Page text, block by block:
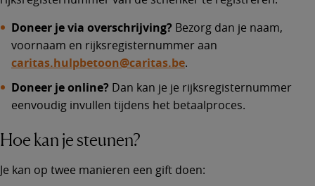
Doneer je via overschrijving? Bezorg dan je naam,
voornaam en rijksregisternummer aan
caritas.hulpbetoon@caritas.be.
Doneer je online? Dan kan je je rijksregisternummer
eenvoudig invullen tijdens het betaalproces.
Hoe kan je steunen?
Je kan op twee manieren een gift doen: